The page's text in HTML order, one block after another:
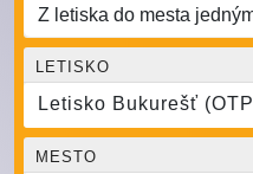
LETISKO
Letisko Bukurešť
MESTO